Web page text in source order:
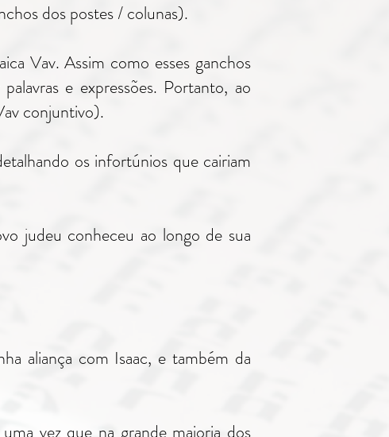
dos postes / colunas).
Vav. Assim como esses ganchos
e expressões. Portanto, ao
conjuntivo).
os infortúnios que cairiam
judeu conheceu ao longo de sua